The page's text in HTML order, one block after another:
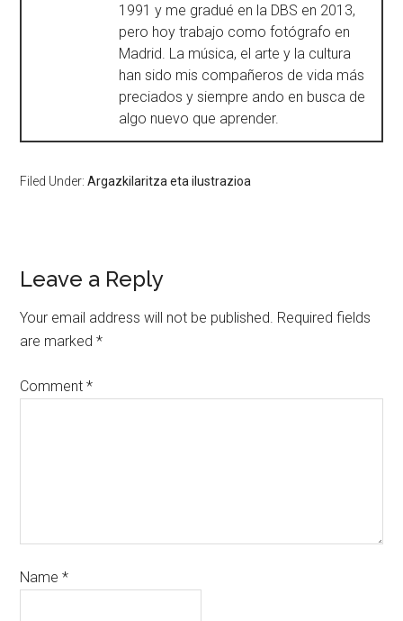
1991 y me gradué en la DBS en 2013,
pero hoy trabajo como fotógrafo en
Madrid. La música, el arte y la cultura
han sido mis compañeros de vida más
preciados y siempre ando en busca de
algo nuevo que aprender.
Filed Under:Argazkilaritza eta ilustrazioa
Leave a Reply
Your email address will not be published. Required fields
are marked*
Comment*
Name*